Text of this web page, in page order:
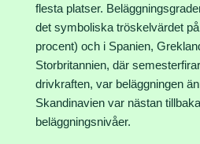
flesta platser.
det symboliska tröskelvärdet
procent) och i Spanien,
Storbritannien, där
drivkraften, var beläggningen
Skandinavien var nästan
beläggningsnivåer.